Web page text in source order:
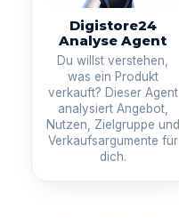
Digistore24
Analyse Agent
Du willst verstehen,
was ein Produkt
verkauft? Dieser Agent
analysiert Angebot,
Nutzen, Zielgruppe und
Verkaufsargumente für
dich.